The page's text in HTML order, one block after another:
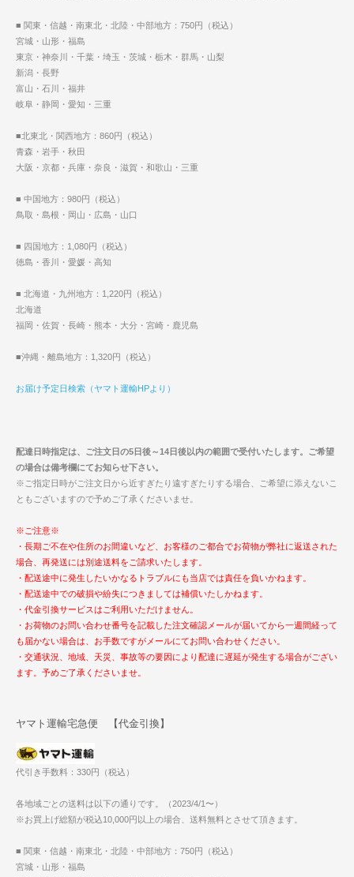
■ 関東・信越・南東北・北陸・中部地方：750円（税込）
宮城・山形・福島
東京・神奈川・千葉・埼玉・茨城・栃木・群馬・山梨
新潟・長野
富山・石川・福井
岐阜・静岡・愛知・三重
■北東北・関西地方：860円（税込）
青森・岩手・秋田
大阪・京都・兵庫・奈良・滋賀・和歌山・三重
■ 中国地方：980円（税込）
鳥取・島根・岡山・広島・山口
■ 四国地方：1,080円（税込）
徳島・香川・愛媛・高知
■ 北海道・九州地方：1,220円（税込）
北海道
福岡・佐賀・長崎・熊本・大分・宮崎・鹿児島
■沖縄・離島地方：1,320円（税込）
お届け予定日検索（ヤマト運輸HPより）
配達日時指定は、ご注文日の5日後～14日後以内の範囲で受付いたします。ご希望
の場合は備考欄にてお知らせ下さい。
※ご指定日時がご注文日から近すぎたり遠すぎたりする場合、ご希望に添えないこ
ともございますので予めご了承くださいませ。
※ご注意※
・長期ご不在や住所のお間違いなど、お客様のご都合でお荷物が弊社に返送された
場合、再発送には別途送料をご請求いたします。
・配送途中に発生したいかなるトラブルにも当店では責任を負いかねます。
・配送途中での破損や紛失につきましては補償いたしかねます。
・代金引換サービスはご利用いただけません。
・お荷物のお問い合わせ番号を記載した注文確認メールが届いてから一週間経って
も届かない場合は、お手数ですがメールにてお問い合わせください。
・交通状況、地域、天災、事故等の要因により配達に遅延が発生する場合がござい
ます。予めご了承くださいませ。
ヤマト運輸宅急便 【代金引換】
代引き手数料：330円（税込）
各地域ごとの送料は以下の通りです。（2023/4/1〜）
※お買上げ総額が税込10,000円以上の場合、送料無料とさせて頂きます。
■ 関東・信越・南東北・北陸・中部地方：750円（税込）
宮城・山形・福島